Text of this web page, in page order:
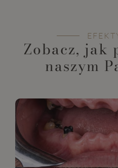
Zobacz, jak
naszym